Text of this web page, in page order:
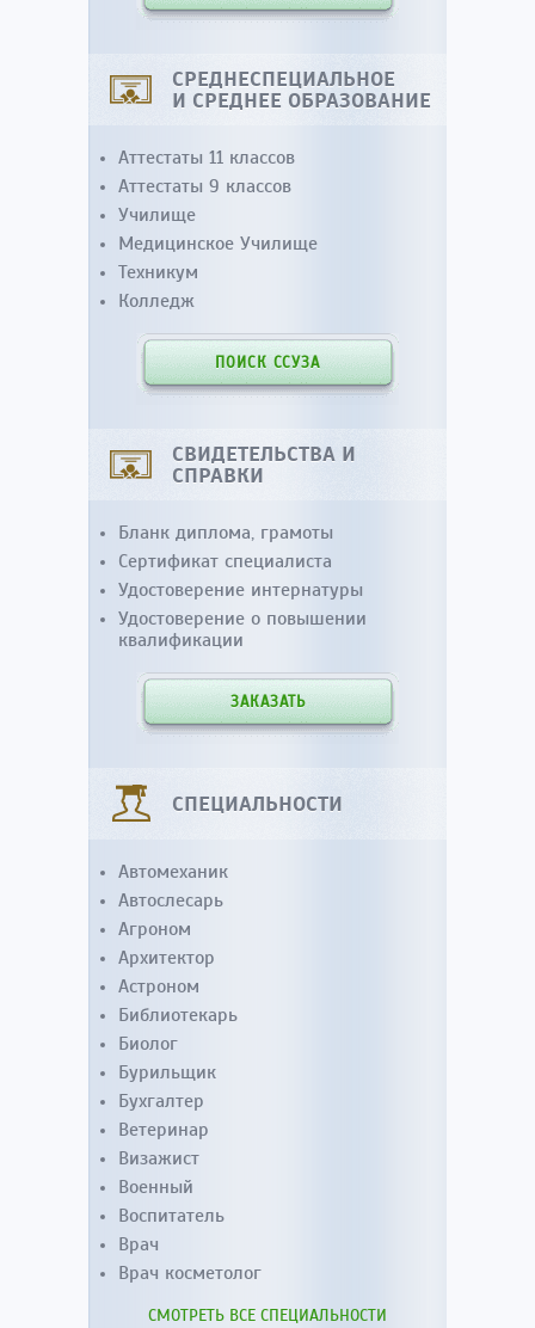
СРЕДНЕСПЕЦИАЛЬНОЕ
И СРЕДНЕЕ ОБРАЗОВАНИЕ
Аттестаты 11 классов
Аттестаты 9 классов
Училище
Медицинское Училище
Техникум
Колледж
ПОИСК ССУЗА
СВИДЕТЕЛЬСТВА И
СПРАВКИ
Бланк диплома, грамоты
Сертификат специалиста
Удостоверение интернатуры
Удостоверение о повышении
квалификации
ЗАКАЗАТЬ
СПЕЦИАЛЬНОСТИ
Автомеханик
Автослесарь
Агроном
Архитектор
Астроном
Библиотекарь
Биолог
Бурильщик
Бухгалтер
Ветеринар
Визажист
Военный
Воспитатель
Врач
Врач косметолог
СМОТРЕТЬ ВСЕ СПЕЦИАЛЬНОСТИ